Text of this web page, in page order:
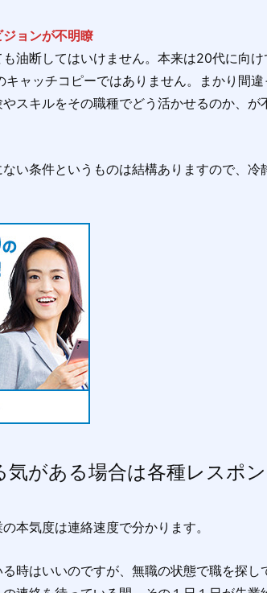
ョンが不明瞭
油断してはいけません。本来は20代に向け
ャッチコピーではありません。まかり間
スキルをその職種でどう活かせるのか、
い条件というものは結構ありますので、冷
気がある場合は各種レスポ
本気度は連絡速度で分かります。
時はいいのですが、無職の状態で職を探し